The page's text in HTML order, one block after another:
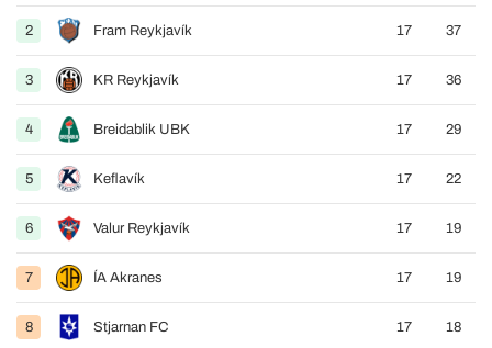
2 Fram Reykjavík 17 37
3 KR Reykjavík 17 36
4 Breidablik UBK 17 29
5 Keflavík 17 22
6 Valur Reykjavík 17 19
7 ÍA Akranes 17 19
8 Stjarnan FC 17 18